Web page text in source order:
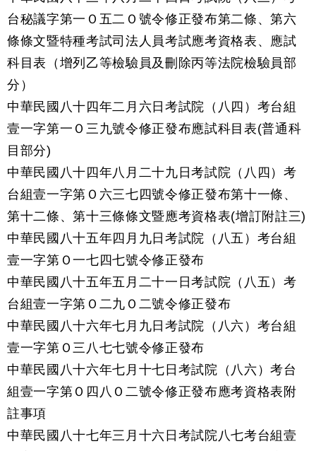
台秘議字第一Ｏ五二Ｏ號令修正發布第二條、第六
條條文暨特種考試司法人員考試應考資格表、應試
科目表（增列乙等檢驗員及刪除丙等法院檢驗員部
分）
中華民國八十四年二月六日考試院（八四）考台組
壹一字第一Ｏ三九號令修正發布應試科目表(普通科
目部分)
中華民國八十四年八月二十九日考試院（八四）考
台組壹一字第Ｏ六三七四號令修正發布第十一條、
第十二條、第十三條條文暨應考資格表(增訂附註三)
中華民國八十五年四月九日考試院（八五）考台組
壹一字第Ｏ一七四七號令修正發布
中華民國八十五年五月二十一日考試院（八五）考
台組壹一字第Ｏ二九Ｏ二號令修正發布
中華民國八十六年七月九日考試院（八六）考台組
壹一字第Ｏ三八七七號令修正發布
中華民國八十六年七月十七日考試院（八六）考台
組壹一字第Ｏ四八Ｏ二號令修正發布應考資格表附
註事項
中華民國八十七年三月十六日考試院八七考台組壹